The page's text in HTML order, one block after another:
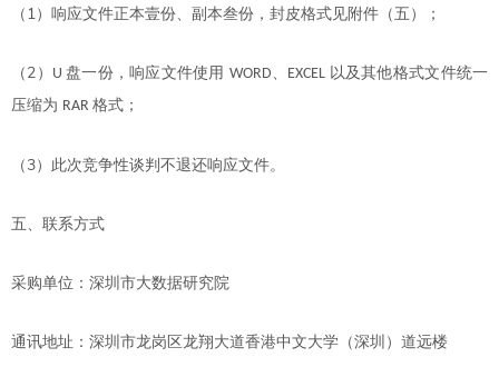
（ 1）响应文件正本壹份、副本叁份，封皮格式见附件（ 五 ）；
（ 2 ） U盘一份，响应文件使用 WORD、 EXCEL 以及其他格式文件统一
压缩为 RAR 格式；
（ 3）此次竞争性谈判不退还响应文件。
五、联系方式
采购单位： 深圳市大数据研究院
通讯地址： 深圳市龙岗区龙翔大道香港中文大学（深圳）道远楼